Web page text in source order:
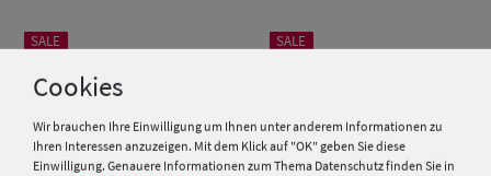
SALE SALE
Cookies
Wir brauchen Ihre Einwilligung um Ihnen unter anderem Informationen zu
Ihren Interessen anzuzeigen. Mit dem Klick auf "OK" geben Sie diese
Einwilligung. Genauere Informationen zum Thema Datenschutz finden Sie in